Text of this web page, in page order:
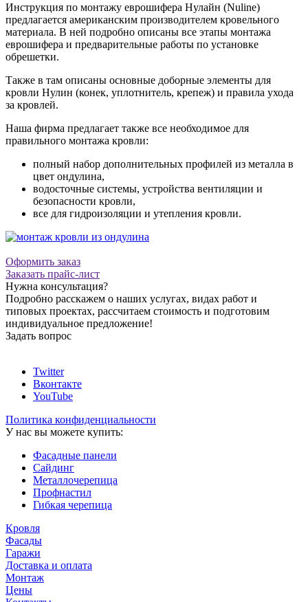
Инструкция по монтажу еврошифера Нулайн (Nuline)
предлагается американским производителем кровельного
материала. В ней подробно описаны все этапы монтажа
еврошифера и предварительные работы по установке
обрешетки.
Также в там описаны основные доборные элементы для
кровли Нулин (конек, уплотнитель, крепеж) и правила ухода
за кровлей.
Наша фирма предлагает также все необходимое для
правильного монтажа кровли:
полный набор дополнительных профилей из металла в
цвет ондулина,
водосточные системы, устройства вентиляции и
безопасности кровли,
все для гидроизоляции и утепления кровли.
Оформить заказ
Заказать прайс-лист
Нужна консультация?
Подробно расскажем о наших услугах, видах работ и
типовых проектах, рассчитаем стоимость и подготовим
индивидуальное предложение!
Задать вопрос
Twitter
Вконтакте
YouTube
Политика конфиденциальности
У нас вы можете купить:
Фасадные панели
Сайдинг
Металлочерепица
Профнастил
Гибкая черепица
Кровля
Фасады
Гаражи
Доставка и оплата
Монтаж
Цены